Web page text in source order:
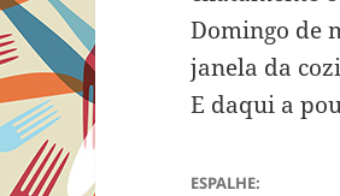
Domingo de
janela da
E daqui a
ESPALHE: